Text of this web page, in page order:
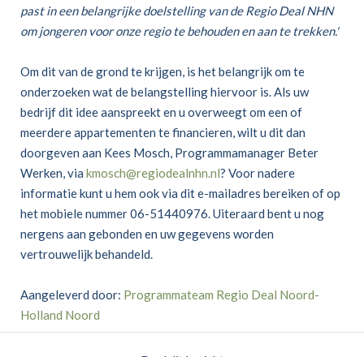
past in een belangrijke doelstelling van de Regio Deal NHN
om jongeren voor onze regio te behouden en aan te trekken.'
Om dit van de grond te krijgen, is het belangrijk om te
onderzoeken wat de belangstelling hiervoor is. Als uw
bedrijf dit idee aanspreekt en u overweegt om een of
meerdere appartementen te financieren, wilt u dit dan
doorgeven aan Kees Mosch, Programmamanager Beter
Werken, via kmosch@regiodealnhn.nl? Voor nadere
informatie kunt u hem ook via dit e-mailadres bereiken of op
het mobiele nummer 06-51440976. Uiteraard bent u nog
nergens aan gebonden en uw gegevens worden
vertrouwelijk behandeld.
Aangeleverd door: Programmateam Regio Deal Noord-
Holland Noord